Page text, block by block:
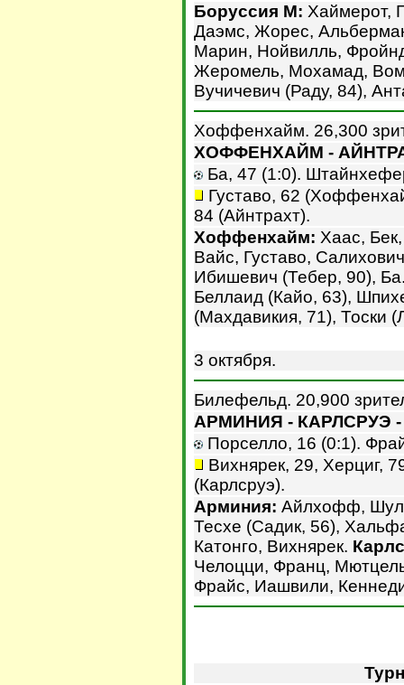
Боруссия М: Хаймерот,
Даэмс, Жорес,
Марин, Нойвилль,
Жеромель, Мохамад,
Вучичевич (Раду, 84),
Хоффенхайм. 26,300
ХОФФЕНХАЙМ -
Ба, 47 (1:0).
Густаво, 62
84 (Айнтрахт).
Хоффенхайм: Хаас,
Вайс, Густаво,
Ибишевич (Тебер, 90),
Беллаид (Кайо, 63),
(Махдавикия, 71), Тоски
3 октября.
Билефельд. 20,900
АРМИНИЯ - КАРЛСРУЭ -
Порселло, 16 (0:1).
Вихнярек, 29, Херциг,
(Карлсруэ).
Арминия: Айлхофф,
Тесхе (Садик, 56),
Катонго, Вихнярек.
Челоцци, Франц,
Фрайс, Иашвили,